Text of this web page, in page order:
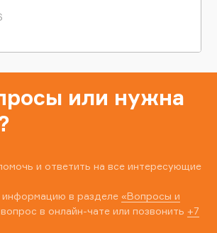
или нужна
и ответить на все интересующие
в разделе «Вопросы и
в онлайн-чате или позвонить +7